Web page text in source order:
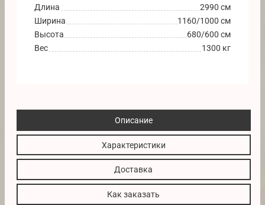
Длина
2990 см
Ширина
1160/1000 см
Высота
680/600 см
Вес
1300 кг
Описание
Характеристики
Доставка
Как заказать